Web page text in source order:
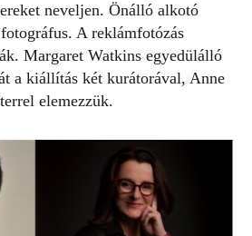
neveljen. Önálló alkotó
A reklámfotózás
Margaret Watkins egyedülálló
a kiállítás két kurátorával, Anne
elemezzük.